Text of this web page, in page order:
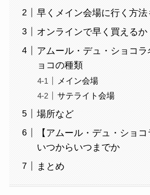
早くメイン会場に行く方法
オンラインで早く買えるか
アムール・デュ・ショコ
ョコの種類
メイン会場
サテライト会場
場所など
【アムール・デュ・ショ
いつからいつまでか
まとめ